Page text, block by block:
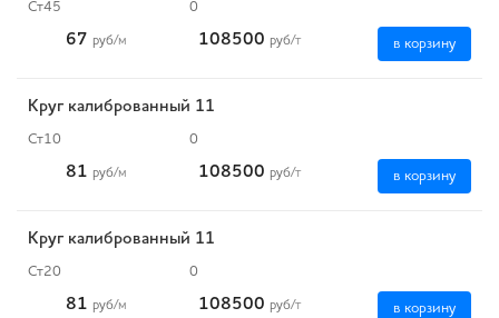
Ст45 0
67 руб/м 108500 руб/т в корзину
Круг калиброванный 11
Ст10 0
81 руб/м 108500 руб/т в корзину
Круг калиброванный 11
Ст20 0
81 руб/м 108500 руб/т в корзину